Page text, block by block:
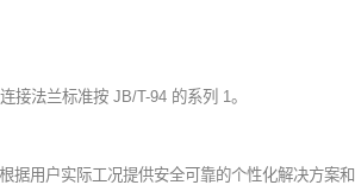
法兰标准按 JB/T-94 的系列 1。
据用户实际工况提供安全可靠的个性化解决方案